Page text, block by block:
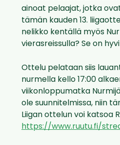
ainoat pelaajat, jotka
tämän kauden 13.
nelikko kentällä myös
vierasreissulla? Se on
Ottelu pelataan siis
nurmella kello 17:00
viikonloppumatka
ole suunnitelmissa, niin
Liigan ottelun voi katsoa
https://www.ruutu.fi/